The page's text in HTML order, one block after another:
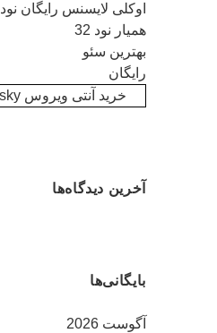
اوکلی لایسنس رایگان نود 32
همیار نود 32
بهترین سئو
رایگان
خرید آنتی ویروس Kaspersky
آخرین دیدگاه‌ها
بایگانی‌ها
آگوست 2026